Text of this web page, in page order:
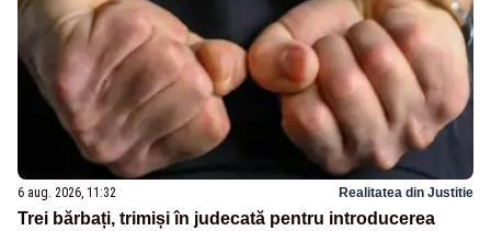
6 aug. 2026, 11:32 Realitatea din Justitie
Trei bărbați, trimiși în judecată pentru introducerea